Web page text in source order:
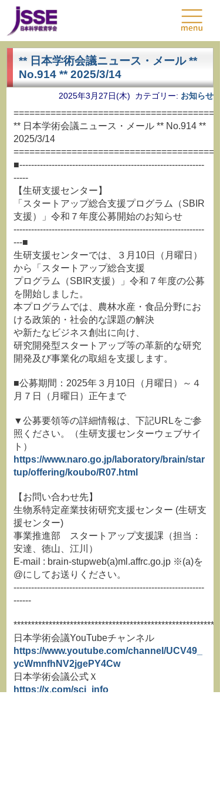
** 日本学術会議ニュース・メール **
No.914 ** 2025/3/14
2025年3月27日(木) カテゴリー: お知らせ
** 日本学術会議ニュース・メール ** No.914 **
2025/3/14
■---------------------------------------------------------------
-----
【生研支援センター】
「スタートアップ総合支援プログラム（SBIR
支援）」令和７年度公募開始のお知らせ
-----------------------------------------------------------------
---■
生研支援センターでは、３月10日（月曜日）
から「スタートアップ総合支援
プログラム（SBIR支援）」令和７年度の公募
を開始しました。
本プログラムでは、農林水産・食品分野にお
ける政策的・社会的な課題の解決
や新たなビジネス創出に向け、
研究開発型スタートアップ等の革新的な研究
開発及び事業化の取組を支援します。
■公募期間：2025年３月10日（月曜日）～４
月７日（月曜日）正午まで
▼公募要領等の詳細情報は、下記URLをご参
照ください。（生研支援センターウェブサイ
ト）
https://www.naro.go.jp/laboratory/brain/star
tup/offering/koubo/R07.html
【お問い合わせ先】
生物系特定産業技術研究支援センター (生研支
援センター)
事業推進部 スタートアップ支援課（担当：
安達、徳山、江川）
E-mail : brain-stupweb(a)ml.affrc.go.jp ※(a)を
@にしてお送りください。
-----------------------------------------------------------------
------
日本学術会議YouTubeチャンネル
https://www.youtube.com/channel/UCV49_
ycWmnfhNV2jgePY4Cw
日本学術会議公式Ｘ
https://x.com/scj_info